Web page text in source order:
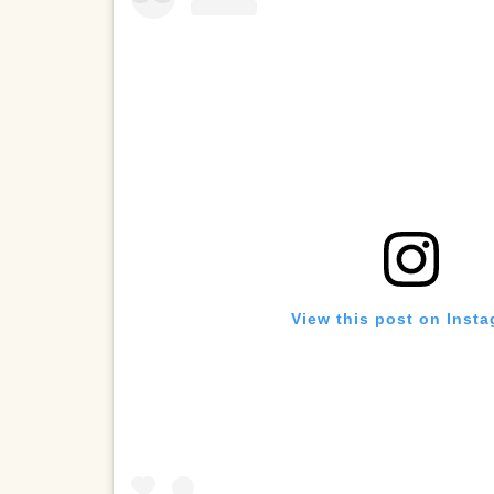
View this post on